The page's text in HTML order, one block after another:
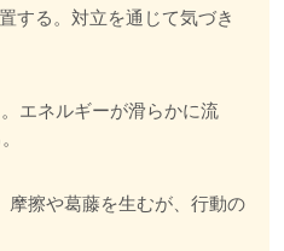
する。対立を通じて気づき
エネルギーが滑らかに流
摩擦や葛藤を生むが、行動の